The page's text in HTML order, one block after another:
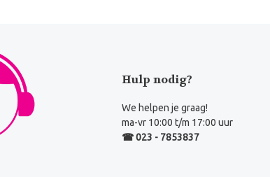
Hulp nodig?
We helpen je graag!
ma-vr 10:00 t/m 17:00 uur
☎ 023 - 7853837